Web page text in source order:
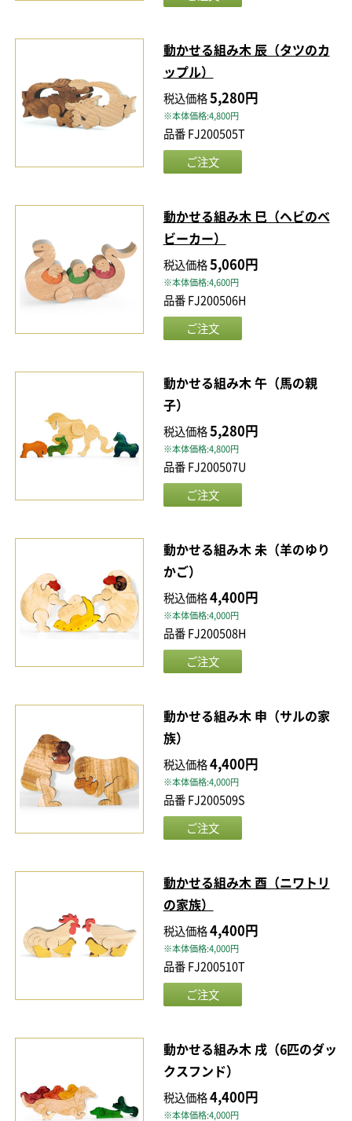
動かせる組み木 辰（タツのカ
ップル）
税込価格5,280円
※本体価格:4,800円
品番 FJ200505T
動かせる組み木 巳（ヘビのベ
ビーカー）
税込価格5,060円
※本体価格:4,600円
品番 FJ200506H
動かせる組み木 午（馬の親
子）
税込価格5,280円
※本体価格:4,800円
品番 FJ200507U
動かせる組み木 未（羊のゆり
かご）
税込価格4,400円
※本体価格:4,000円
品番 FJ200508H
動かせる組み木 申（サルの家
族）
税込価格4,400円
※本体価格:4,000円
品番 FJ200509S
動かせる組み木 酉（ニワトリ
の家族）
税込価格4,400円
※本体価格:4,000円
品番 FJ200510T
動かせる組み木 戌（6匹のダッ
クスフンド）
税込価格4,400円
※本体価格:4,000円